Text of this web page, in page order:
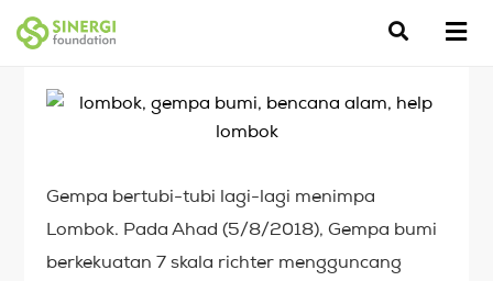
Gempa bertubi-tubi lagi-lagi menimpa
Lombok. Pada Ahad (5/8/2018), Gempa bumi
berkekuatan 7 skala richter mengguncang